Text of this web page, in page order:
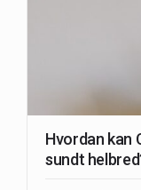
Hvordan kan
sundt